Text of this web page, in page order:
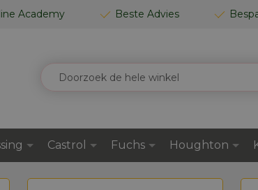
Academy Beste Advies
ZOEK
Castrol Fuchs Houghton